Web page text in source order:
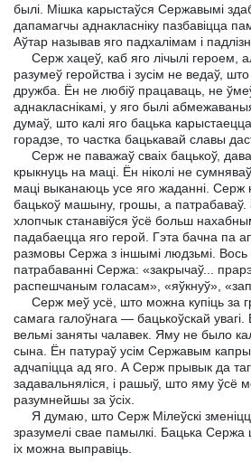
былі. Мішка карыстаўся Сержавымі
дапамагчы аднакласніку пазбавіцца
Аўтар называв яго падхалімам і
Серж хацеў, каб яго лічылі героем,
разумеў геройства і зусім не ведаў,
дружба. Ён не любіў працаваць, не
аднакласнікамі, у яго былі
думаў, што калі яго бацька
горадзе, то частка бацькавай славы
Серж не паважаў сваіх бацькоў,
крыкнуць на маці. Ён ніколі не
маці выканаюць усе яго жаданні. Серж
бацькоў машыну, грошы, а
хлопчык станавіўся ўсё больш
падабаецца яго герой. Гэта бачна па
размовы Сержа з іншымі людзьмі. Вось
патрабаванні Сержа: «закрычаў...
распешчаным голасам», «яўкнуў»,
Серж меў усё, што можна купіць за
самага галоўнага — бацькоўскай
вельмі заняты чалавек. Яму не было
сына. Ён патураў усім Сержавым
адчапіцца ад яго. А Серж прывык да
задавальняліся, і рашыў, што яму ўсё
разумнейшы за ўсіх.
Я думаю, што Серж Мілеўскі
зразумелі свае памылкі. Бацька
іх можна выправіць.